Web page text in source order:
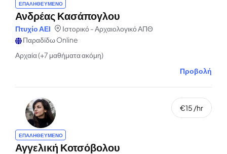
ΕΠΑΛΗΘΕΥΜΕΝΟ
Ανδρέας Κασάπογλου
Πτυχίο ΑΕΙ
Ιστορικό - Αρχαιολογικό ΑΠΘ
Παραδίδω Online
Αρχαία (+7 μαθήματα ακόμη)
Προβολή
ΕΠΑΛΗΘΕΥΜΕΝΟ
Αγγελική Κοτσόβολου
€15 /hr